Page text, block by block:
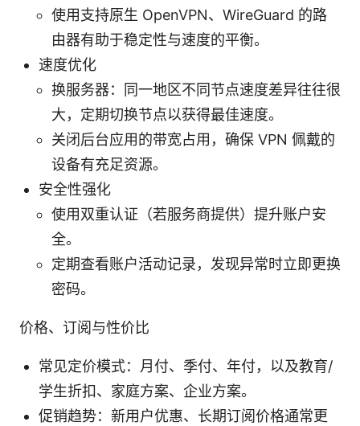
使用支持原生 OpenVPN、WireGuard 的路
由器有助于稳定性与速度的平衡。
速度优化
换服务器：同一地区不同节点速度差异往往很
大，定期切换节点以获得最佳速度。
关闭后台应用的带宽占用，确保 VPN 佩戴的
设备有充足资源。
安全性强化
使用双重认证（若服务商提供）提升账户安
全。
定期查看账户活动记录，发现异常时立即更换
密码。
价格、订阅与性价比
常见定价模式：月付、季付、年付，以及教育/
学生折扣、家庭方案、企业方案。
促销趋势：新用户优惠、长期订阅价格通常更